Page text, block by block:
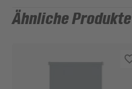
Ähnliche Produkte